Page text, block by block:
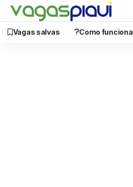
Vagas salvas Como funciona